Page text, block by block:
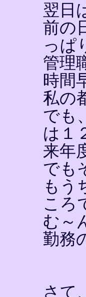
翌日
前の
っぱ
管理
時間
私の
でも
は１
来年
でも
もう
ころ
む～
勤務
さて